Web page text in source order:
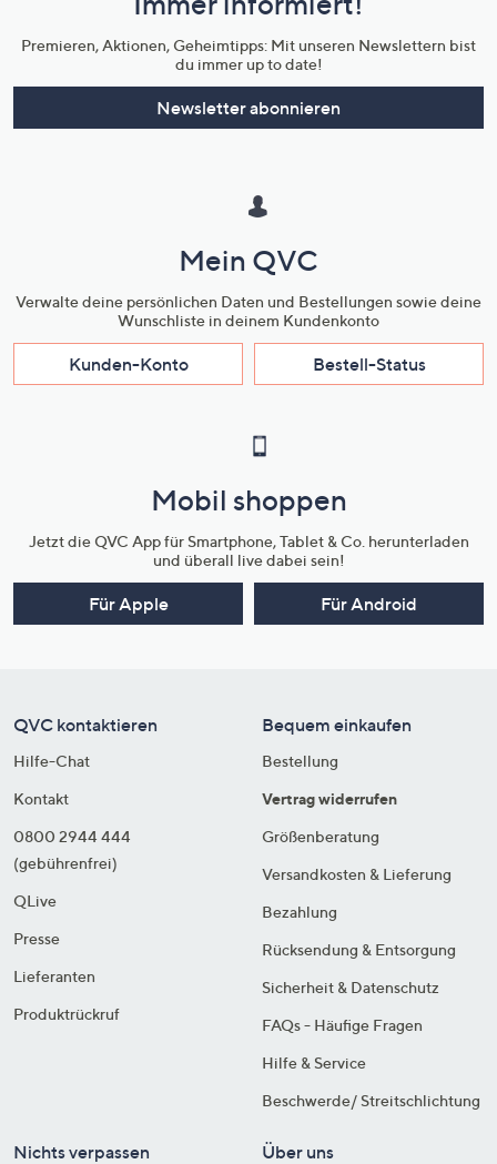
Unternehmensinformationen
Premieren, Aktionen, Geheimtipps: Mit unseren Newslettern bist
du immer up to date!
Newsletter abonnieren
Mein QVC
Verwalte deine persönlichen Daten und Bestellungen sowie deine
Wunschliste in deinem Kundenkonto
Kunden-Konto Bestell-Status
Mobil shoppen
Jetzt die QVC App für Smartphone, Tablet & Co. herunterladen
und überall live dabei sein!
Für Apple Für Android
QVC kontaktieren
Hilfe-Chat
Kontakt
0800 2944 444
(gebührenfrei)
QLive
Presse
Lieferanten
Produktrückruf
Bequem einkaufen
Bestellung
Vertrag widerrufen
Größenberatung
Versandkosten & Lieferung
Bezahlung
Rücksendung & Entsorgung
Sicherheit & Datenschutz
FAQs - Häufige Fragen
Hilfe & Service
Beschwerde/ Streitschlichtung
Nichts verpassen Über uns